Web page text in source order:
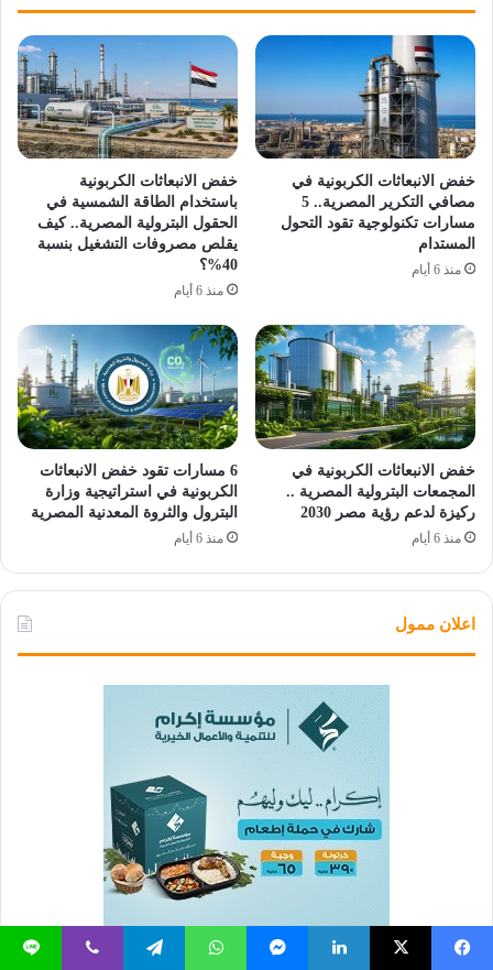
خفض الانبعاثات الكربونية في
مصافي التكرير المصرية.. 5
مسارات تكنولوجية تقود التحول
المستدام
منذ 6 أيام
خفض الانبعاثات الكربونية
باستخدام الطاقة الشمسية في
الحقول البترولية المصرية.. كيف
يقلص مصروفات التشغيل بنسبة
40%؟
منذ 6 أيام
خفض الانبعاثات الكربونية في
المجمعات البترولية المصرية ..
ركيزة لدعم رؤية مصر 2030
منذ 6 أيام
6 مسارات تقود خفض الانبعاثات
الكربونية في استراتيجية وزارة
البترول والثروة المعدنية المصرية
منذ 6 أيام
اعلان ممول